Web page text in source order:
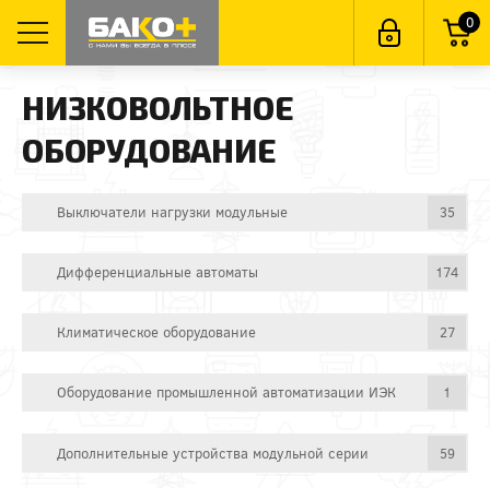
0
НИЗКОВОЛЬТНОЕ
ОБОРУДОВАНИЕ
Выключатели нагрузки модульные 35
Дифференциальные автоматы 174
Климатическое оборудование 27
Оборудование промышленной автоматизации ИЭК 1
Дополнительные устройства модульной серии 59